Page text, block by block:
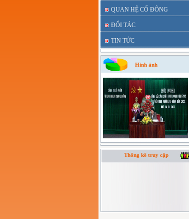
QUAN HỆ CỔ ĐÔNG
ĐỐI TÁC
TIN TỨC
Hình ảnh
Thống kê truy cập